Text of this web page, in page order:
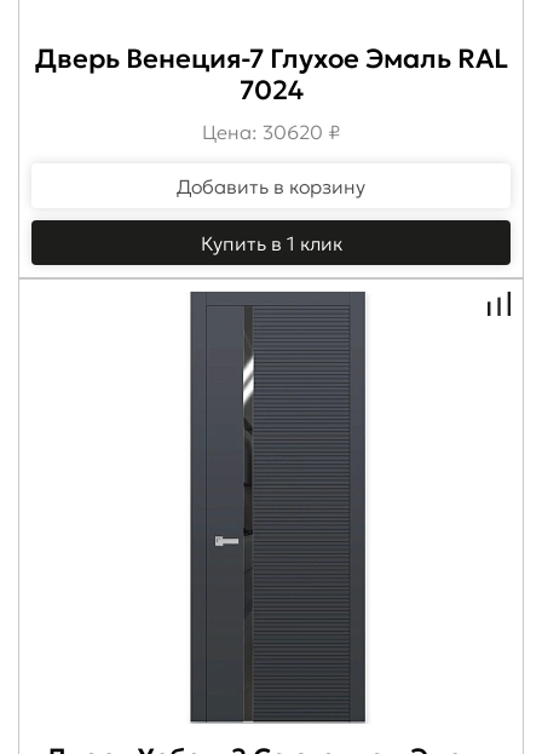
Дверь Венеция-7 Глухое Эмаль RAL
7024
Цена: 30620 ₽
Добавить в корзину
Купить в 1 клик